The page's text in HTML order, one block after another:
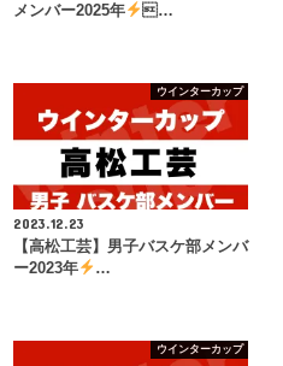
メンバー2025年
…
ウインターカップ
2023.12.23
【高松工芸】男子バスケ部メンバ
ー2023年
…
ウインターカップ